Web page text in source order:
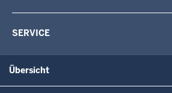
SERVICE
Übersicht